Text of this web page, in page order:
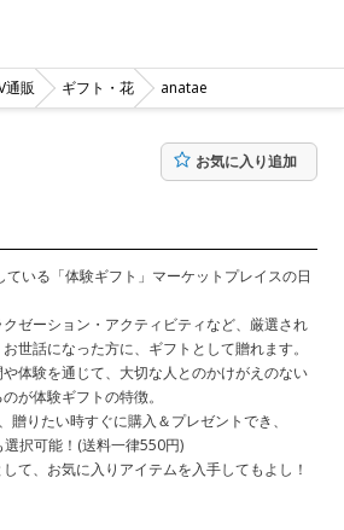
通販 ギフト・花 anatae
お気に入り追加
いる「体験ギフト」マーケットプレイスの日
ゼーション・アクティビティなど、厳選され
世話になった方に、ギフトとして贈れます。
体験を通じて、大切な人とのかけがえのない
が体験ギフトの特徴。
贈りたい時すぐに購入＆プレゼントでき、
択可能！(送料一律550円)
て、お気に入りアイテムを入手してもよし！